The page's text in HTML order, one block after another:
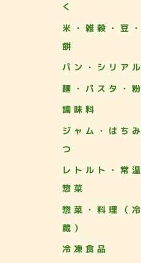
く
米・雑穀・豆・
餅
パン・シリアル
麺・パスタ・粉
調味料
ジャム・はちみ
つ
レトルト・常温
惣菜
惣菜・料理（冷
蔵）
冷凍食品